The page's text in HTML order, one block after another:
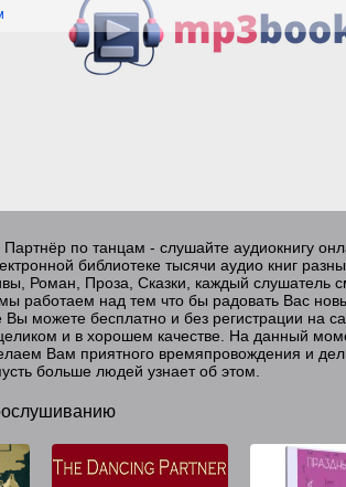
по танцам - слушайте аудиокнигу
библиотеке тысячи аудио книг
Роман, Проза, Сказки, каждый
работаем над тем что бы радовать Вас
Вы можете бесплатно и без регистрации на
и в хорошем качестве. На данный
Вам приятного времяпровождения и
больше людей узнает об этом.